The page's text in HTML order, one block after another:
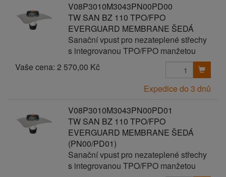
V08P3010M3043PN00PD00
TW SAN BZ 110 TPO/FPO
EVERGUARD MEMBRANE ŠEDÁ
Sanační vpust pro nezateplené střechy
s integrovanou TPO/FPO manžetou
Vaše cena: 2 570,00 Kč
Expedice do 3 dnů
V08P3010M3043PN00PD01
TW SAN BZ 110 TPO/FPO
EVERGUARD MEMBRANE ŠEDÁ
(PN00/PD01)
Sanační vpust pro nezateplené střechy
s integrovanou TPO/FPO manžetou